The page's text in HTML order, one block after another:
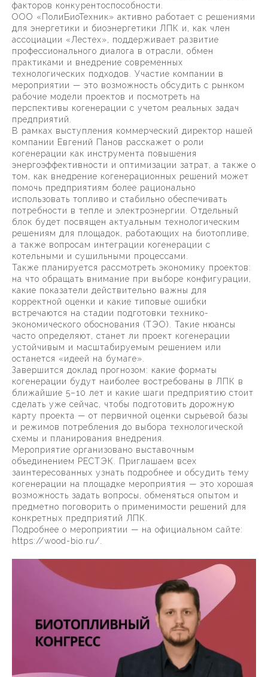
факторов конкурентоспособности.
ООО «ПолиБиоТехник» активно работает с решениями
для энергетики и биоэнергетики ЛПК и, как член
ассоциации «Лестех», поддерживает развитие
профессионального диалога в отрасли, обмен
практиками и внедрение современных
технологических подходов. Участие компании в
мероприятии — это возможность обсудить с рынком
рабочие модели проектов и посмотреть на
перспективы когенерации с учетом реальных задач
предприятий.
В рамках выступления коммерческий директор нашей
компании Евгений Панов расскажет о роли
когенерации как инструмента повышения
энергоэффективности и оптимизации затрат, а также о
том, как внедрение когенерационных решений может
помочь предприятиям более рационально
использовать топливо и стабильно обеспечивать
потребности в тепле и электроэнергии. Отдельный
блок будет посвящен актуальным технологическим
решениям для площадок, работающих на биотопливе,
а также вопросам интеграции когенерации с
котельными и сушильными процессами.
Также планируется рассмотреть экономику проектов:
на что обращать внимание при выборе конфигурации,
какие показатели действительно важны для
корректной оценки и какие типовые ошибки
встречаются на стадии подготовки технико-
экономического обоснования (ТЭО). Такие нюансы
часто определяют, станет ли проект когенерации
устойчивым и масштабируемым решением или
останется «идеей на бумаге».
Завершится доклад прогнозом: какие форматы
когенерации будут наиболее востребованы в ЛПК в
ближайшие 5–10 лет и какие шаги предприятию стоит
сделать уже сейчас, чтобы подготовить дорожную
карту проекта — от первичной оценки сырьевой базы
и режимов потребления до выбора технологической
схемы и планирования внедрения.
Мероприятие организовано выставочным
объединением РЕСТЭК. Приглашаем всех
заинтересованных узнать подробнее и обсудить тему
когенерации на площадке мероприятия — это хорошая
возможность задать вопросы, обменяться опытом и
предметно поговорить о применимости решений для
конкретных предприятий ЛПК.
Подробнее о мероприятии — на официальном сайте:
https://wood-bio.ru/.